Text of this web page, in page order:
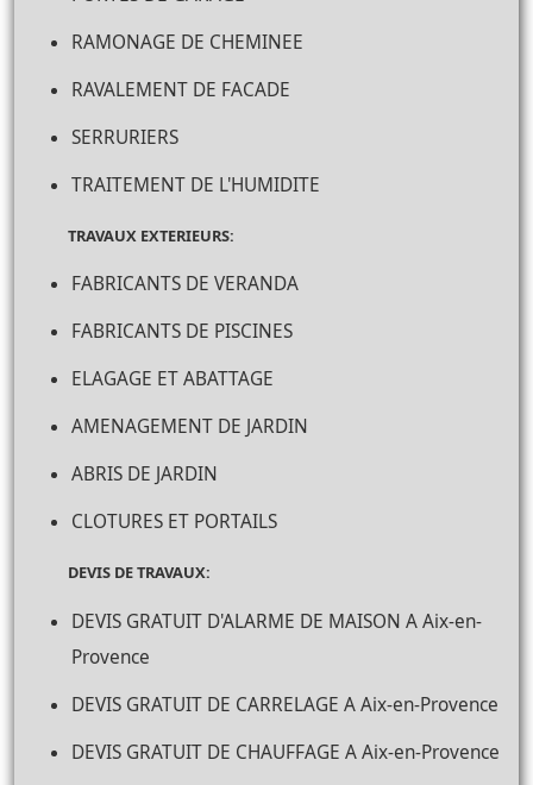
RAMONAGE DE CHEMINEE
RAVALEMENT DE FACADE
SERRURIERS
TRAITEMENT DE L'HUMIDITE
TRAVAUX EXTERIEURS:
FABRICANTS DE VERANDA
FABRICANTS DE PISCINES
ELAGAGE ET ABATTAGE
AMENAGEMENT DE JARDIN
ABRIS DE JARDIN
CLOTURES ET PORTAILS
DEVIS DE TRAVAUX:
DEVIS GRATUIT D'ALARME DE MAISON A Aix-en-
Provence
DEVIS GRATUIT DE CARRELAGE A Aix-en-Provence
DEVIS GRATUIT DE CHAUFFAGE A Aix-en-Provence